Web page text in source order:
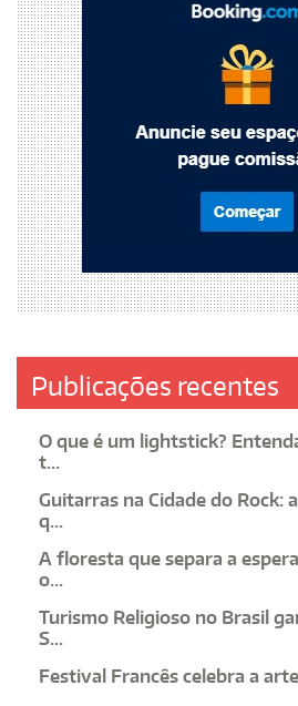
Publicações recentes
O que é um lightstick?
t...
Guitarras na Cidade do Rock:
q...
A floresta que separa a
o...
Turismo Religioso no Brasil
S...
Festival Francês celebra a